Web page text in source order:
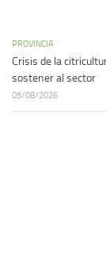
PROVINCIA
Crisis de la
sostener al sector
05/08/2026